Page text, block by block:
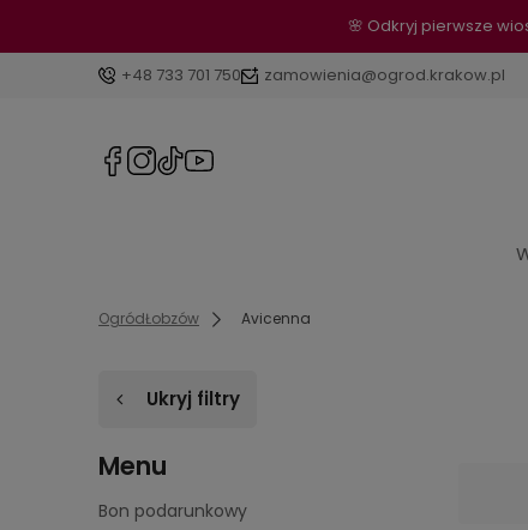
🌸 Odkryj pierwsze
+48 733 701 750 zamowienia@ogrod.krakow.pl
OgródŁobzów Avicenna
Ukryj filtry
Menu
Bon podarunkowy